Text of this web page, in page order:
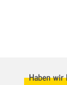
Haben wir